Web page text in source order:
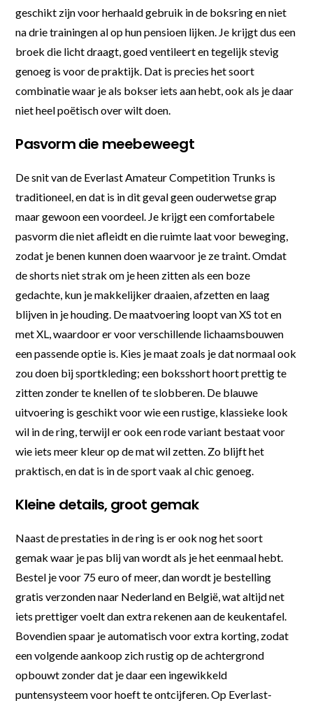
geschikt zijn voor herhaald gebruik in de boksring en niet
na drie trainingen al op hun pensioen lijken. Je krijgt dus een
broek die licht draagt, goed ventileert en tegelijk stevig
genoeg is voor de praktijk. Dat is precies het soort
combinatie waar je als bokser iets aan hebt, ook als je daar
niet heel poëtisch over wilt doen.
Pasvorm die meebeweegt
De snit van de Everlast Amateur Competition Trunks is
traditioneel, en dat is in dit geval geen ouderwetse grap
maar gewoon een voordeel. Je krijgt een comfortabele
pasvorm die niet afleidt en die ruimte laat voor beweging,
zodat je benen kunnen doen waarvoor je ze traint. Omdat
de shorts niet strak om je heen zitten als een boze
gedachte, kun je makkelijker draaien, afzetten en laag
blijven in je houding. De maatvoering loopt van XS tot en
met XL, waardoor er voor verschillende lichaamsbouwen
een passende optie is. Kies je maat zoals je dat normaal ook
zou doen bij sportkleding; een boksshort hoort prettig te
zitten zonder te knellen of te slobberen. De blauwe
uitvoering is geschikt voor wie een rustige, klassieke look
wil in de ring, terwijl er ook een rode variant bestaat voor
wie iets meer kleur op de mat wil zetten. Zo blijft het
praktisch, en dat is in de sport vaak al chic genoeg.
Kleine details, groot gemak
Naast de prestaties in de ring is er ook nog het soort
gemak waar je pas blij van wordt als je het eenmaal hebt.
Bestel je voor 75 euro of meer, dan wordt je bestelling
gratis verzonden naar Nederland en België, wat altijd net
iets prettiger voelt dan extra rekenen aan de keukentafel.
Bovendien spaar je automatisch voor extra korting, zodat
een volgende aankoop zich rustig op de achtergrond
opbouwt zonder dat je daar een ingewikkeld
puntensysteem voor hoeft te ontcijferen. Op Everlast-